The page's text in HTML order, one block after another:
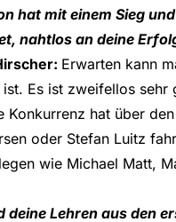
hat mit einem Sieg
nahtlos an deine
Erwarten kann
Es ist zweifellos sehr
Konkurrenz hat über
oder Stefan Luitz
wie Michael Matt,
deine Lehren aus den